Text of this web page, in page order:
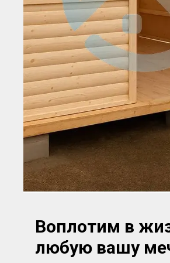
Воплотим в
любую вашу